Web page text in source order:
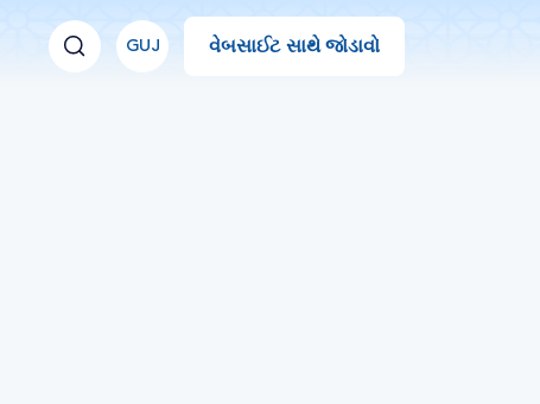
GUJ વેબસાઈટ સાથે જોડાવો